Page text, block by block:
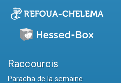
Raccourcis
Paracha de la semaine